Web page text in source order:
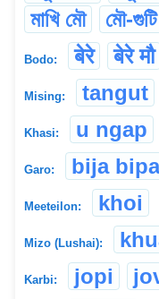
মাখি মৌ
মৌ-গুটি
Bodo: बेरे बेरे मौ
Mising: tangut
Khasi: u ngap
Garo: bija bipa
Meeteilon: khoi
Mizo (Lushai):
Karbi: jopi